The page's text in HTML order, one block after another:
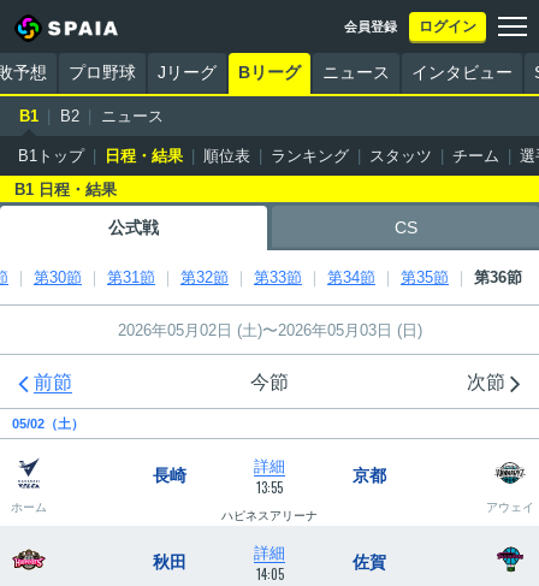
予想 プロ野球 Jリーグ Bリーグ ニュース インタビュー
会員登録 ログイン
B1 B2 ニュース
B1トップ 日程・結果 順位表 ランキング スタッツ チーム
選
B1 日程・結果
公式戦 CS
第30節 第31節 第32節 第33節 第34節 第35節 第36節
2026年05月02日 (土)〜2026年05月03日 (日)
 前節 今節 次節 
05/02（土）
ホーム
長崎 詳細
13:55
京都
ハピネスアリーナ
アウェイ
秋田 詳細
14:05
佐賀